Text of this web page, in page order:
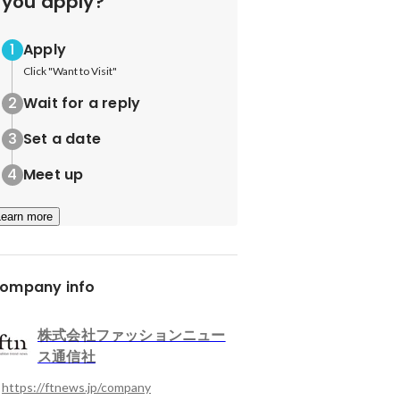
Apply
Click "Want to Visit"
Wait for a reply
Set a date
Meet up
more
info
株式会社ファッションニュー
ス通信社
https://ftnews.jp/company